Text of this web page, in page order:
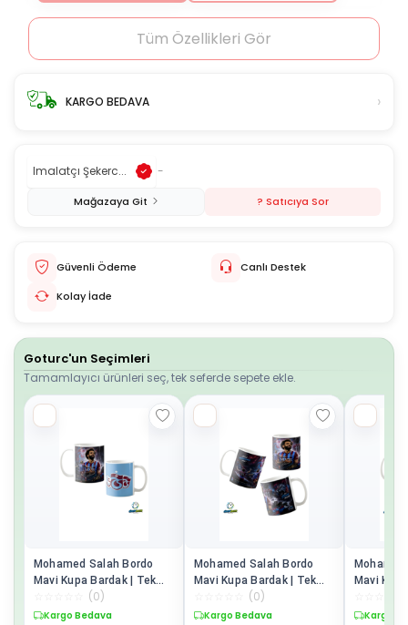
Tüm Özellikleri Gör
KARGO BEDAVA ›
Imalatçı Şekerc... -
Mağazaya Git ? Satıcıya Sor
Güvenli Ödeme
Canlı Destek
Kolay İade
Goturc'un Seçimleri
Tamamlayıcı ürünleri seç, tek seferde sepete ekle.
Mohamed Salah Bordo
Mavi Kupa Bardak | Tek
Adet K0499
(0)
Kargo Bedava
Mohamed Salah Bordo
Mavi Kupa Bardak | Tek
Adet K0498
(0)
Kargo Bedava
Mavi
Kargo